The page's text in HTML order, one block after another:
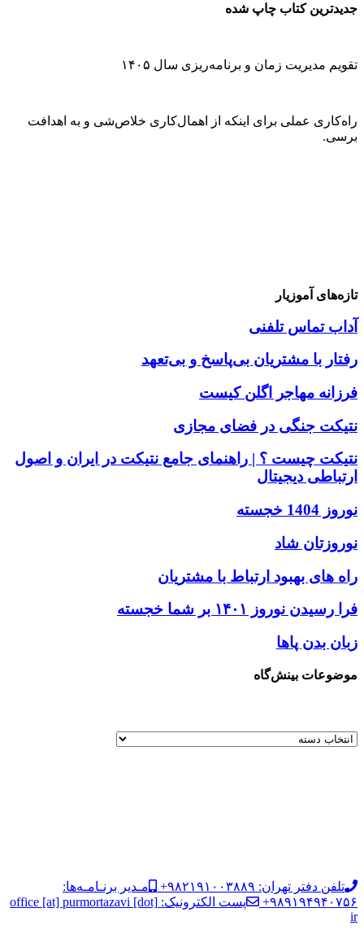
جدیدترین کتاب چاپ شده
تقویم مدیریت زمان و برنامه‌ریزی سال ۱۴۰۵
راه‌کاری عملی برای اینکه از اهمال‌کاری خلاص‌شی و به اهدافت
برسی.
تازه‌های آموزیار
آداب تماس تلفنی
رفتار با مشتریان بی‌پاسخ و بی‌تعهد
فرزانه مهاجر اگلن کیست
نتیکت جنگی در فضای مجازی
نتیکت چیست ؟ | راهنمای جامع نتیکت در ایران و اصول
ارتباطی دیجیتال
نوروز 1404 خجسته
نوروزتان شاد
راه های بهبود ارتباط با مشتریان
فرا رسیدن نوروز ۱۴۰۱ بر شما خجسته
زبان بدن پاها
موضوعات بینش‌گاه
تلفن دفتر تهران: ۹۸۲۱۹۱۰۰۳۸۸۹+
مـدیر برنـامـه‌ها:
۹۸۹۱۹۴۹۴۰۷۵۶+
پست الکترونیک: office [at] purmortazavi [dot]
ir